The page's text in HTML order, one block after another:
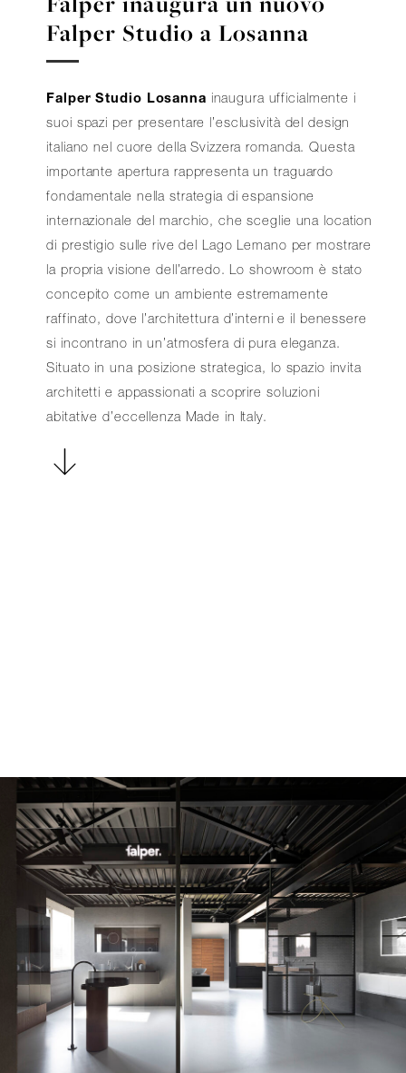
Falper Studio a Losanna
Falper Studio Losanna inaugura ufficialmente i
suoi spazi per presentare l’esclusività del design
italiano nel cuore della Svizzera romanda. Questa
importante apertura rappresenta un traguardo
fondamentale nella strategia di espansione
internazionale del marchio, che sceglie una location
di prestigio sulle rive del Lago Lemano per mostrare
la propria visione dell’arredo. Lo showroom è stato
concepito come un ambiente estremamente
raffinato, dove l’architettura d’interni e il benessere
si incontrano in un’atmosfera di pura eleganza.
Situato in una posizione strategica, lo spazio invita
architetti e appassionati a scoprire soluzioni
abitative d’eccellenza Made in Italy.